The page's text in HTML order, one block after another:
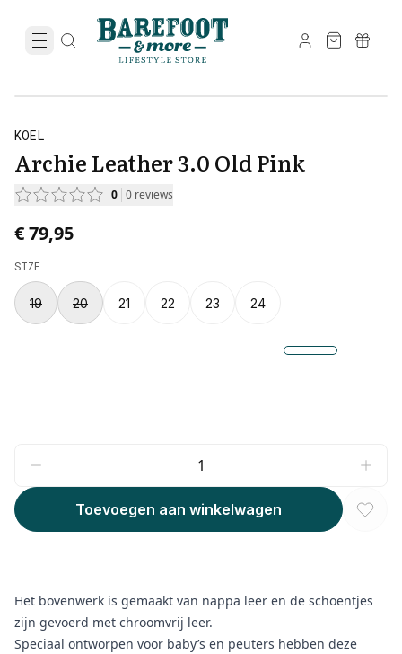
KOEL
Archie Leather 3.0 Old Pink
0 0 reviews
€ 79,95
SIZE
19 20 21 22 23 24
Toevoegen aan winkelwagen
Het bovenwerk is gemaakt van nappa leer en de schoentjes
zijn gevoerd met chroomvrij leer.
Speciaal ontworpen voor baby’s en peuters hebben deze